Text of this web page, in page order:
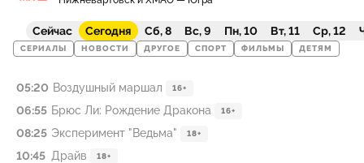
Сейчас Сегодня Сб, 8 Вс, 9 Пн, 10 Вт, 11 Ср, 12
СЕРИАЛЫ НОВОСТИ ДРУГОЕ СПОРТ ФИЛЬМЫ ДЕТЯМ
05:20 Воздушный маршал 16+
06:55 Брюс Ли: Рождение Дракона 16+
08:25 Эксперимент "Ведьма" 18+
10:45 Драйв 18+